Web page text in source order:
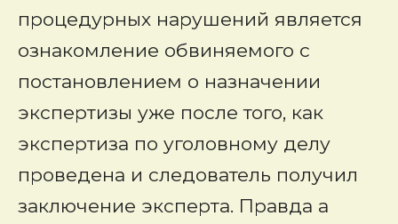
процедурных нарушений является
ознакомление обвиняемого с
постановлением о назначении
экспертизы уже после того, как
экспертиза по уголовному делу
проведена и следователь получил
заключение эксперта. Правда а